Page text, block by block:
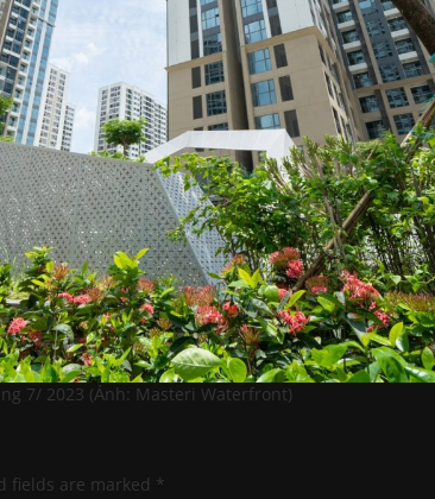
7/ 2023 (Ảnh: Masteri Waterfront)
fields are marked *